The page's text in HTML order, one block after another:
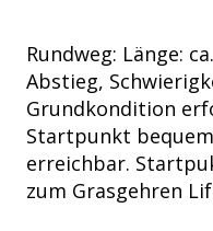
Rundweg: Länge:
Abstieg,
Grundkondition
Startpunkt
erreichbar.
zum Grasgehren